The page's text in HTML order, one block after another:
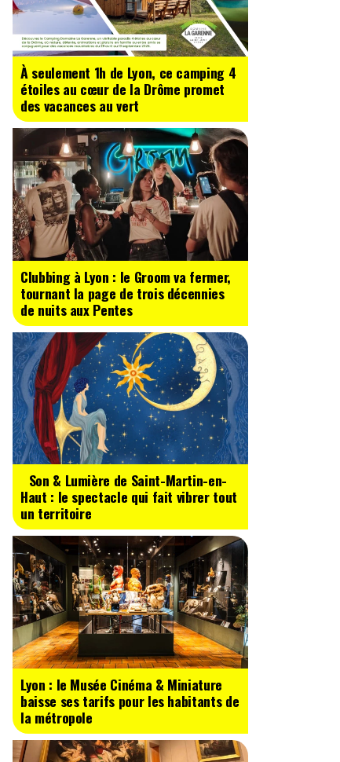
À seulement 1h de Lyon, ce camping 4
étoiles au cœur de la Drôme promet
des vacances au vert
Clubbing à Lyon : le Groom va fermer,
tournant la page de trois décennies
de nuits aux Pentes
Son & Lumière de Saint-Martin-en-
Haut : le spectacle qui fait vibrer tout
un territoire
Lyon : le Musée Cinéma & Miniature
baisse ses tarifs pour les habitants de
la métropole